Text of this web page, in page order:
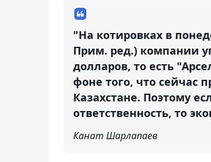
"На котировках в
Прим. ред.) компании
долларов, то есть
фоне того, что сейчас
Казахстане. Поэтому
ответственность, то
Канат Шарлапаев